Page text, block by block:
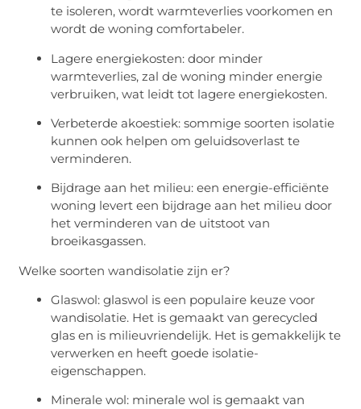
te isoleren, wordt warmteverlies voorkomen en
wordt de woning comfortabeler.
Lagere energiekosten: door minder
warmteverlies, zal de woning minder energie
verbruiken, wat leidt tot lagere energiekosten.
Verbeterde akoestiek: sommige soorten isolatie
kunnen ook helpen om geluidsoverlast te
verminderen.
Bijdrage aan het milieu: een energie-efficiënte
woning levert een bijdrage aan het milieu door
het verminderen van de uitstoot van
broeikasgassen.
Welke soorten wandisolatie zijn er?
Glaswol: glaswol is een populaire keuze voor
wandisolatie. Het is gemaakt van gerecycled
glas en is milieuvriendelijk. Het is gemakkelijk te
verwerken en heeft goede isolatie-
eigenschappen.
Minerale wol: minerale wol is gemaakt van